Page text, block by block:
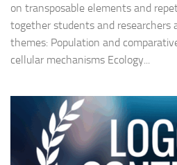
on transposable elements and
together students and researchers
themes: Population and
cellular mechanisms Ecology...